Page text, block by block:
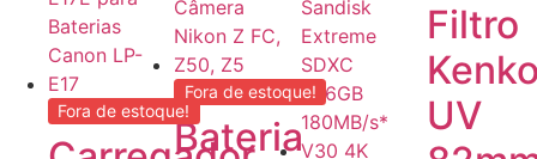
Fora de estoque!
Fora de estoque!
Bateria
Filtro
UV